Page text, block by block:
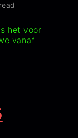
het voor
vanaf